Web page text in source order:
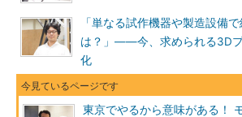
「単なる試作機器や製造設備
は？」――今、求められる3D
化
東京でやるから意味がある！